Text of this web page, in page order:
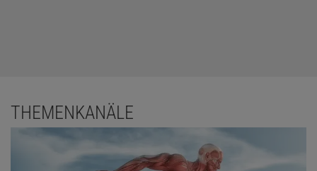
THEMENKANÄLE